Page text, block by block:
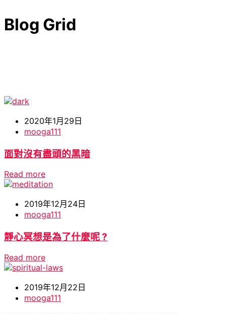
Blog Grid
2020年1月29日
mooga111
面對沒有盡頭的黑暗
Read more
2019年12月24日
mooga111
靜心冥想是為了什麼呢 ?
Read more
2019年12月22日
mooga111